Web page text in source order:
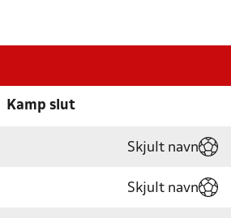
Kamp slut
Skjult navn
Skjult navn